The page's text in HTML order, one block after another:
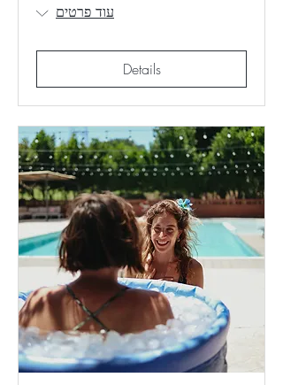
עוד פרטים
Details